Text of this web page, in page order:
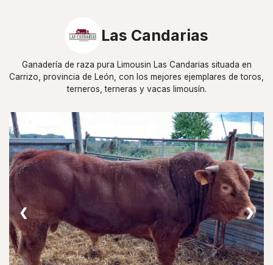
Las Candarias
Ganadería de raza pura Limousin Las Candarias situada en
Carrizo, provincia de León, con los mejores ejemplares de toros,
terneros, terneras y vacas limousín.
0 / 4
❮ ❯